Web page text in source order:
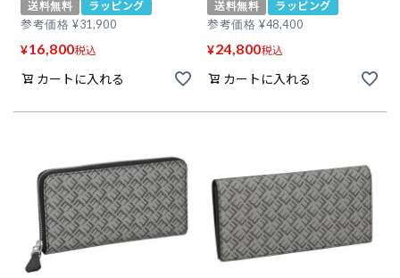
送料無料
ラッピング
参考価格 ¥31,900
¥16,800税込
カートに入れる
送料無料
ラッピング
参考価格 ¥48,400
¥24,800税込
カートに入れる